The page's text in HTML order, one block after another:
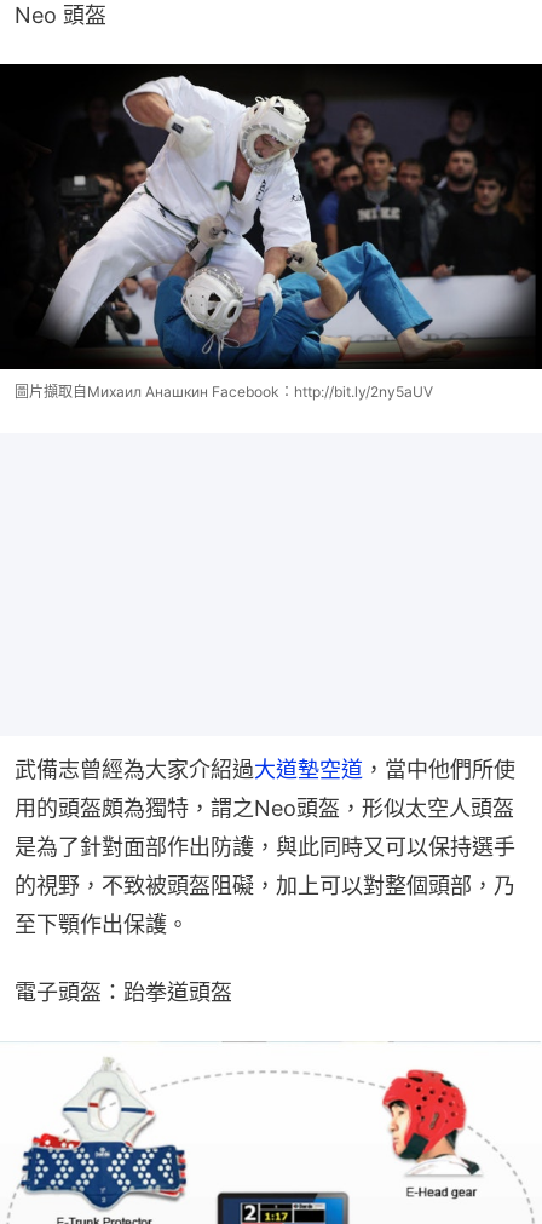
Neo 頭盔
圖片擷取自Михаил Анашкин Facebook：http://bit.ly/2ny5aUV
武備志曾經為大家介紹過大道墊空道 ，當中他們所使
用的頭盔頗為獨特，謂之Neo頭盔，形似太空人頭盔
是為了針對面部作出防護，與此同時又可以保持選手
的視野，不致被頭盔阻礙，加上可以對整個頭部，乃
至下顎作出保護。
電子頭盔：跆拳道頭盔